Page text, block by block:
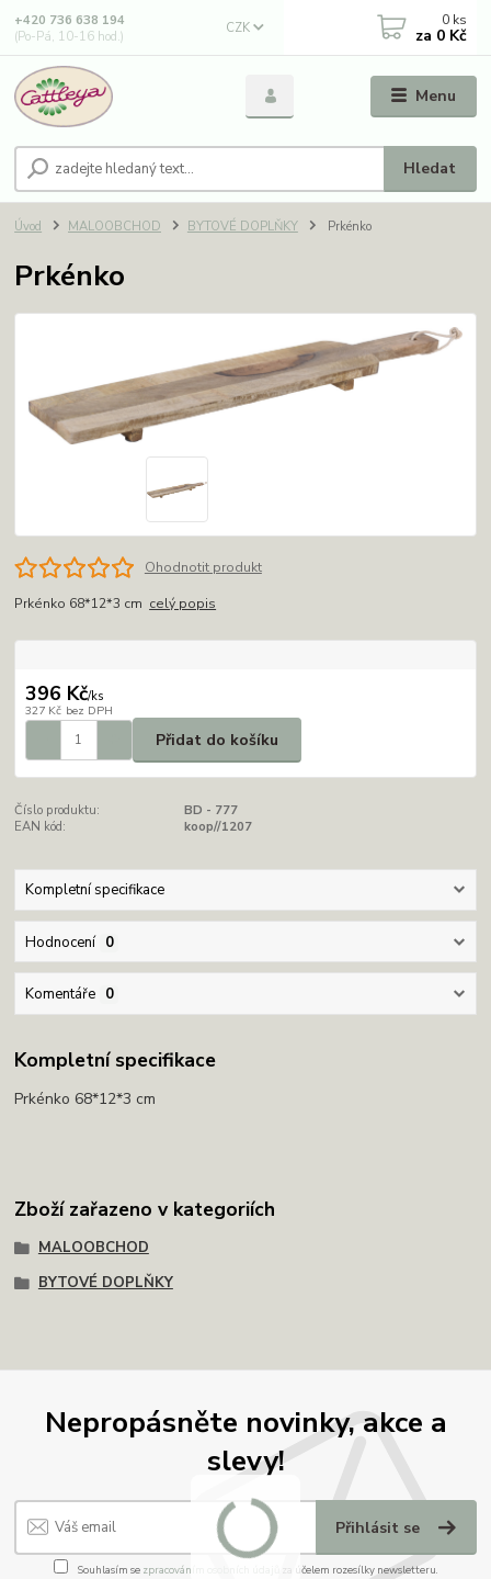
Menu
CZK
Hledat
+420 736 638 194
(Po-Pá, 10-16 hod.)
0 ks
za 0 Kč
Úvod MALOOBCHOD BYTOVÉ DOPLŇKY Prkénko
Prkénko
Ohodnotit produkt
Prkénko 68*12*3 cm celý popis
396 Kč/ks
327 Kč bez DPH
Přidat do košíku
Číslo produktu:
BD - 777
EAN kód:
koop//1207
Kompletní specifikace
Hodnocení 0
Komentáře 0
Kompletní specifikace
Prkénko 68*12*3 cm
Zboží zařazeno v kategoriích
MALOOBCHOD
BYTOVÉ DOPLŇKY
Nepropásněte novinky, akce a
slevy!
Přihlásit se
Souhlasím se zpracováním osobních údajů za účelem rozesílky newsletteru.